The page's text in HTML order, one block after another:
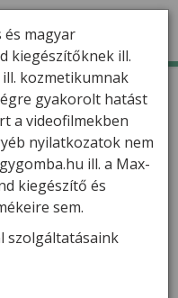
megállapított
betegség)
év alatt egyre
csak erősödött,
rajta és már járni
és magyar
kiegészítőknek ill.
kozmetikumnak
gyakorolt hatást
a videofilmekben
nyilatkozatok nem
ill. a Max-
kiegészítő és
sem.
szolgáltatásaink